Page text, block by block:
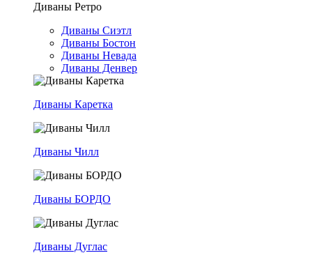
Диваны Ретро
Диваны Сиэтл
Диваны Бостон
Диваны Невада
Диваны Денвер
Диваны Каретка
Диваны Чилл
Диваны БОРДО
Диваны Дуглас